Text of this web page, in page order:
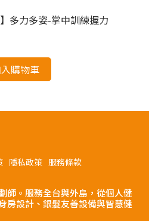
多力多姿-掌中訓練握力
購物車
隱私政策 服務條款
師。服務全台與外島，從個人健
房設計、銀髮友善設備與智慧健